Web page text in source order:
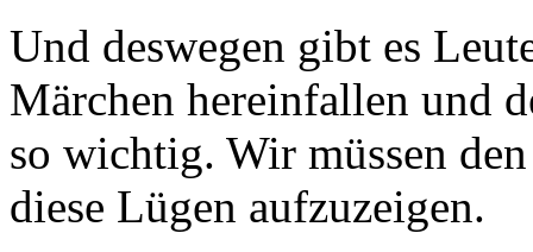
Und deswegen gibt es
Märchen hereinfallen und
so wichtig. Wir müssen
diese Lügen aufzuzeigen.